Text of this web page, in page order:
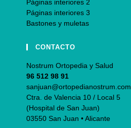
Páginas interiores 2
Páginas interiores 3
Bastones y muletas
CONTACTO
Nostrum Ortopedia y Salud
96 512 98 91
sanjuan@ortopedianostrum.com
Ctra. de Valencia 10 / Local 5
(Hospital de San Juan)
03550 San Juan • Alicante